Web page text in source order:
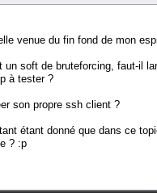
venue du fin fond de mon
un soft de bruteforcing, faut-il
à tester ?
son propre ssh client ?
étant donné que dans ce
? :p